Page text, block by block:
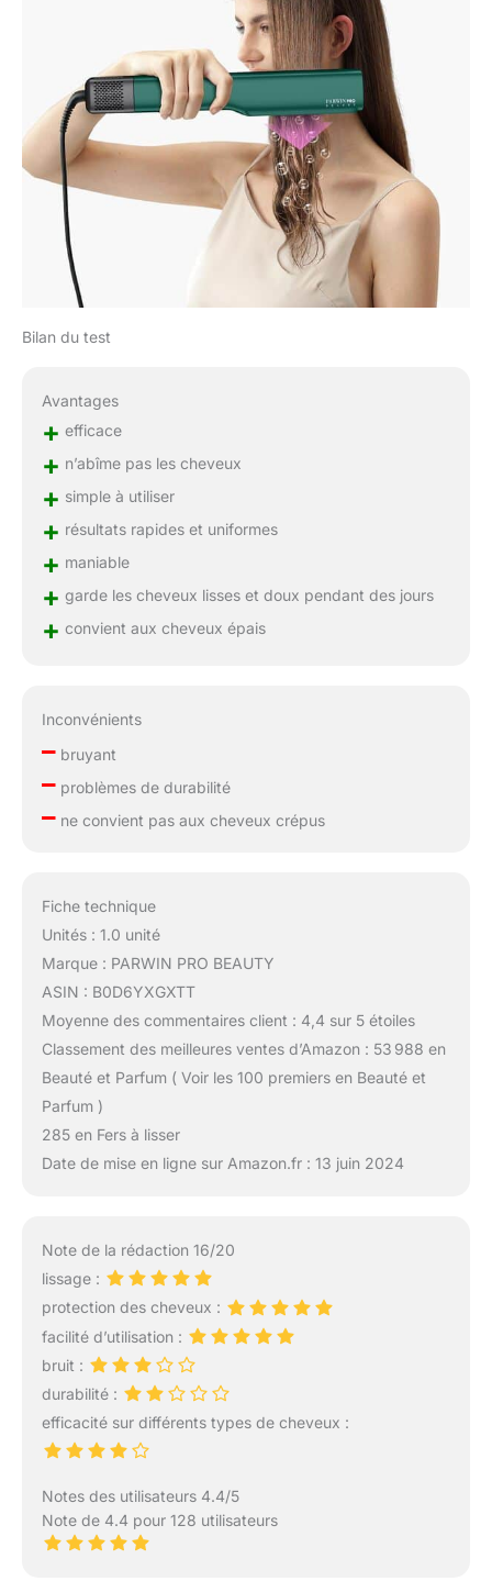
bouton de verrouillage
pour un rangement
facile. Notre emballage
exquis en fait un
excellent choix pour
vous ou vos proches.
Bilan du test
Avantages
+ efficace
+ n’abîme pas les cheveux
+ simple à utiliser
+ résultats rapides et uniformes
+ maniable
+ garde les cheveux lisses et doux pendant des jours
+ convient aux cheveux épais
Inconvénients
–bruyant
–problèmes de durabilité
–ne convient pas aux cheveux crépus
Fiche technique
Unités : 1.0 unité
Marque : PARWIN PRO BEAUTY
ASIN : B0D6YXGXTT
Moyenne des commentaires client : 4,4 sur 5 étoiles
Classement des meilleures ventes d’Amazon : 53 988 en
Beauté et Parfum ( Voir les 100 premiers en Beauté et
Parfum )
285 en Fers à lisser
Date de mise en ligne sur Amazon.fr : 13 juin 2024
Note de la rédaction 16/20
lissage :
protection des cheveux :
facilité d’utilisation :
bruit :
durabilité :
efficacité sur différents types de cheveux :
Notes des utilisateurs 4.4/5
Note de 4.4 pour 128 utilisateurs